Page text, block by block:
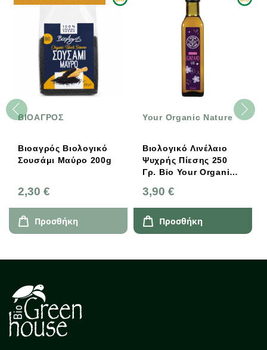
ΒΙΟΑΓΡΟΣ
Βιοαγρός Βιολογικό
Σουσάμι Μαύρο 200g
2,30 €
Προσθήκη
Your Organic Nature
Βιολογικό Λινέλαιο
Ψυχρής Πίεσης 250
Γρ. Bio Your Organic
3,90 €
Προσθήκη